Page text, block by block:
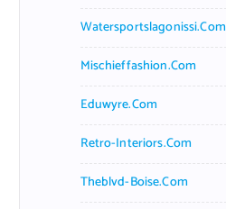
Watersportslagonissi.com
Mischieffashion.com
Eduwyre.com
Retro-Interiors.com
Theblvd-Boise.com